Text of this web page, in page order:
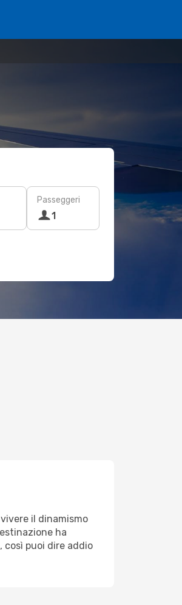
Passeggeri
1
il dinamismo
ha
così puoi dire addio